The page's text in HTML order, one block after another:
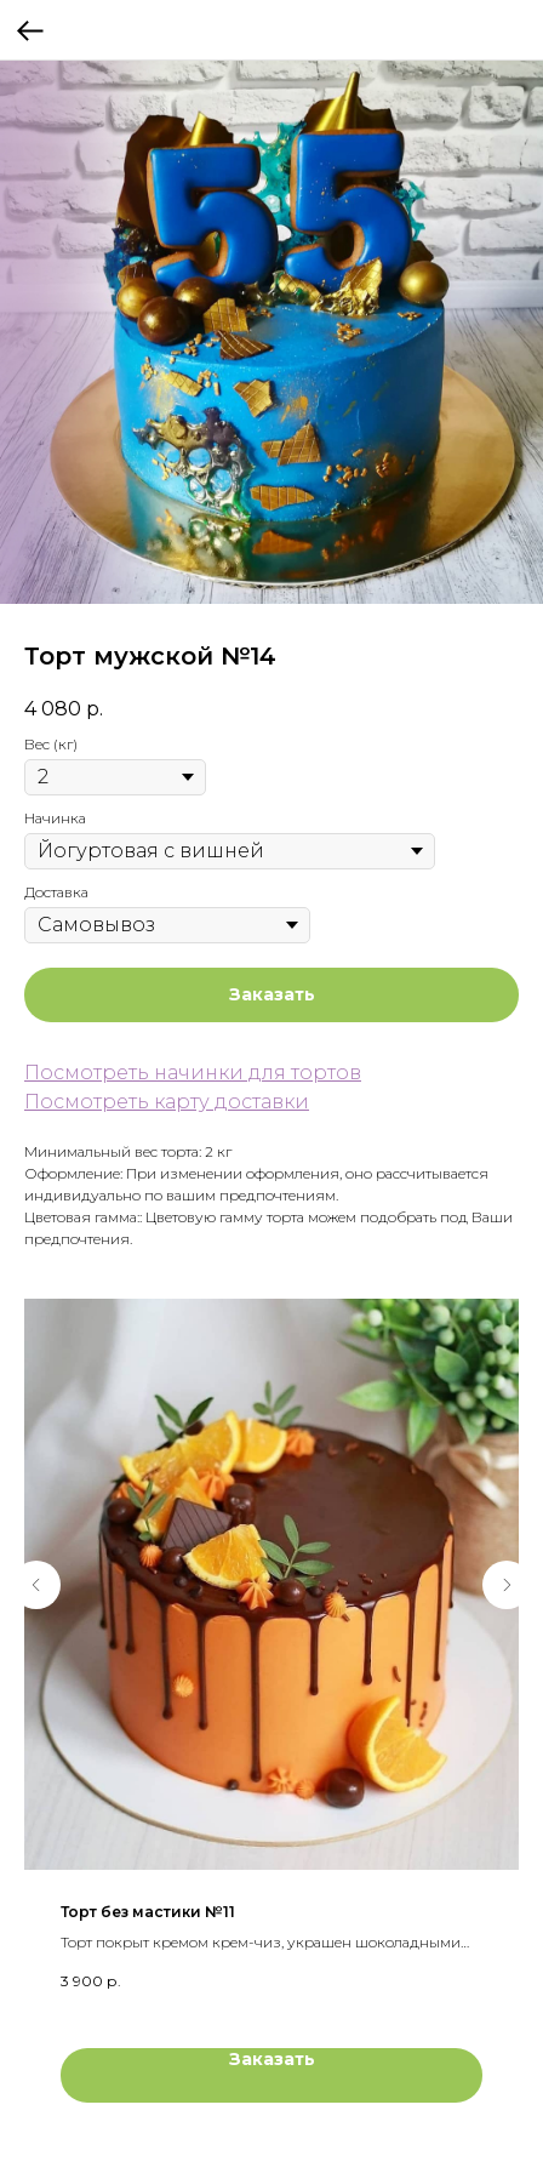
Торт мужской №14
4 080 р.
Вес (кг)
Начинка
Доставка
Заказать
Посмотреть начинки для тортов
Посмотреть карту доставки
Минимальный вес торта: 2 кг
Оформление: При изменении оформления, оно рассчитывается
индивидуально по вашим предпочтениям.
Цветовая гамма:: Цветовую гамму торта можем подобрать под Ваши
предпочтения.
Торт без мастики №11
Торт покрыт кремом крем-чиз, украшен шоколадными
3 900 р.
Заказать